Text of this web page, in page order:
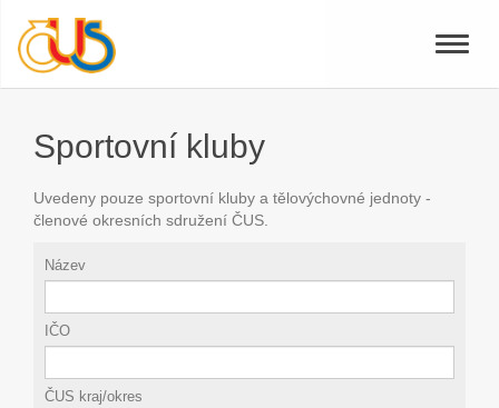
Toggle
Sportovní kluby
Uvedeny pouze sportovní kluby a tělovýchovné jednoty -
členové okresních sdružení ČUS.
Název
IČO
ČUS kraj/okres